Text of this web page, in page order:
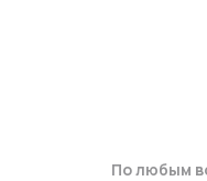
По любым